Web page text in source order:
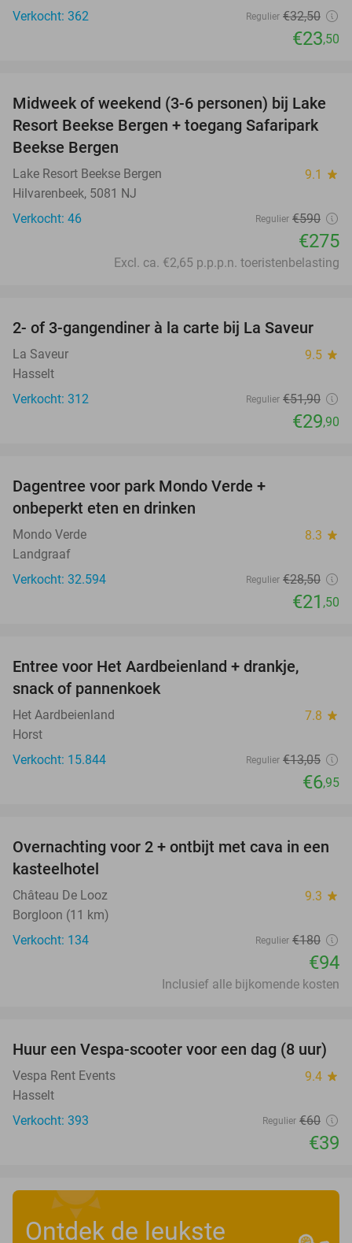
Verkocht: 362
Regulier €32,50
€23,50
53%
Midweek of weekend (3-6 personen) bij Lake
Resort Beekse Bergen + toegang Safaripark
Beekse Bergen
Lake Resort Beekse Bergen 9.1 star
Hilvarenbeek, 5081 NJ
Verkocht: 46
Regulier €590
€275
Excl. ca. €2,65 p.p.p.n. toeristenbelasting
42%
2- of 3-gangendiner à la carte bij La Saveur
La Saveur 9.5 star
Hasselt
Verkocht: 312
Regulier €51,90
€29,90
Dagentree voor park Mondo Verde +
onbeperkt eten en drinken
Mondo Verde 8.3 star
Landgraaf
Verkocht: 32.594
Regulier €28,50
€21 ,50
Entree voor Het Aardbeienland + drankje,
snack of pannenkoek
Het Aardbeienland 7.8 star
Horst
Verkocht: 15.844
Regulier €13,05
€6,95
48%
Overnachting voor 2 + ontbijt met cava in een
kasteelhotel
Château De Looz 9.3 star
Borgloon (11 km)
Verkocht: 134
Regulier €180
€94
Inclusief alle bijkomende kosten
35%
Huur een Vespa-scooter voor een dag (8 uur)
Vespa Rent Events 9.4 star
Hasselt
Verkocht: 393
Regulier €60
€39
Ontdek de leukste